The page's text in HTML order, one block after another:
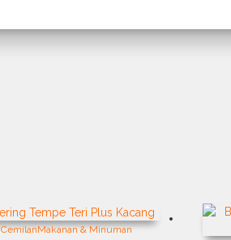
Rp 4.000,00
through
CemilanMakanan & Minuman